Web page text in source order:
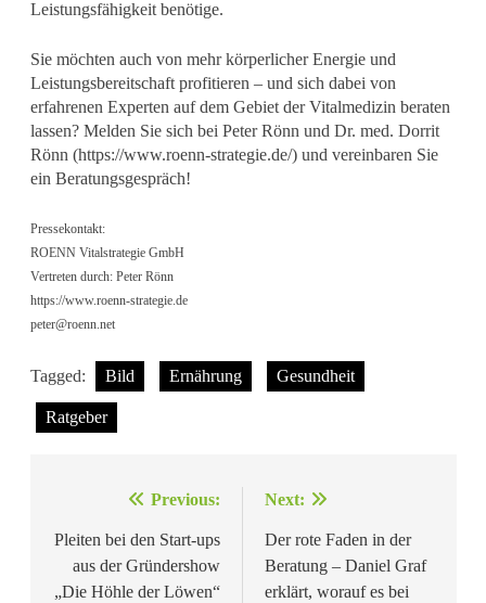
Leistungsfähigkeit benötige.
Sie möchten auch von mehr körperlicher Energie und
Leistungsbereitschaft profitieren – und sich dabei von
erfahrenen Experten auf dem Gebiet der Vitalmedizin beraten
lassen? Melden Sie sich bei Peter Rönn und Dr. med. Dorrit
Rönn (https://www.roenn-strategie.de/) und vereinbaren Sie
ein Beratungsgespräch!
Pressekontakt:
ROENN Vitalstrategie GmbH
Vertreten durch: Peter Rönn
https://www.roenn-strategie.de
peter@roenn.net
Tagged: Bild Ernährung Gesundheit
Ratgeber
Beitragsnavigation
Previous:
Pleiten bei den Start-ups
aus der Gründershow
„Die Höhle der Löwen“
Next:
Der rote Faden in der
Beratung – Daniel Graf
erklärt, worauf es bei